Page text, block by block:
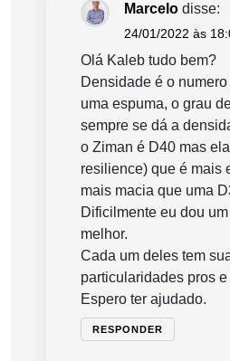
Marcelo disse:
24/01/2022 às
Olá Kaleb tudo bem?
Densidade é o numero
uma espuma, o grau
sempre se dá a
o Ziman é D40 mas
resilience) que é mais
mais macia que uma
Dificilmente eu dou
melhor.
Cada um deles tem
particularidades pros e
Espero ter ajudado.
RESPONDER